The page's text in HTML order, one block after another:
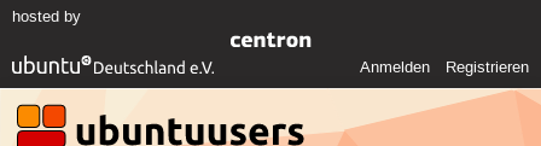
hosted by
Anmelden Registrieren